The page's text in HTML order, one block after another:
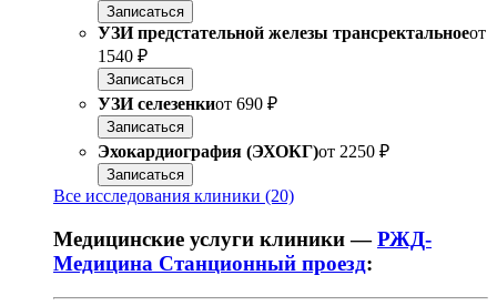
Записаться
УЗИ предстательной железы трансректальноеот
1540 ₽
Записаться
УЗИ селезенкиот 690 ₽
Записаться
Эхокардиография (ЭХОКГ)от 2250 ₽
Записаться
Все исследования клиники (20)
Медицинские услуги клиники —РЖД-
Медицина Станционный проезд: